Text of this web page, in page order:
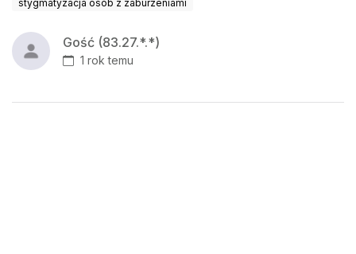
stygmatyzacja osób z zaburzeniami
Gość (83.27.*.*)
1 rok temu